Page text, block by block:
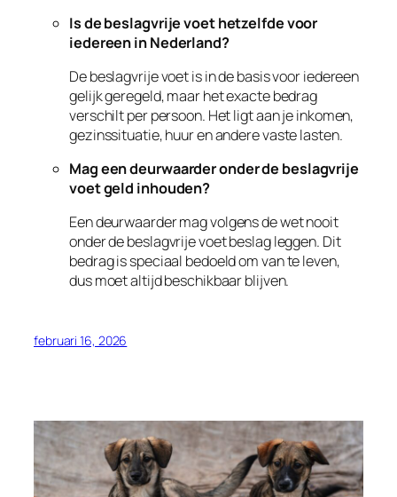
Is de beslagvrije voet hetzelfde voor
iedereen in Nederland?
De beslagvrije voet is in de basis voor iedereen
gelijk geregeld, maar het exacte bedrag
verschilt per persoon. Het ligt aan je inkomen,
gezinssituatie, huur en andere vaste lasten.
Mag een deurwaarder onder de beslagvrije
voet geld inhouden?
Een deurwaarder mag volgens de wet nooit
onder de beslagvrije voet beslag leggen. Dit
bedrag is speciaal bedoeld om van te leven,
dus moet altijd beschikbaar blijven.
februari 16, 2026